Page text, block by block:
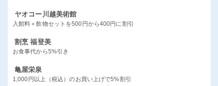
ヤオコー川越美術館
入館料＋飲物セットを500円から400円に割引
割烹 福登美
お食事代から5%引き
亀屋栄泉
1,000円以上（税込）のお買い上げで5%割引